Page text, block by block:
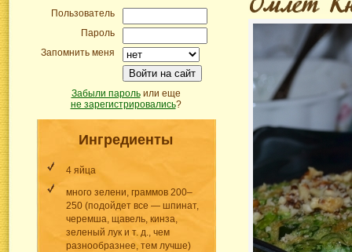
Пользователь
Пароль
Запомнить меня
Войти на сайт
Забыли парольили еще
не зарегистрировались?
Ингредиенты
4 яйца
много зелени, граммов 200–
250 (подойдет все — шпинат,
черемша, щавель, кинза,
зеленый лук и т. д., чем
разнообразнее, тем лучше)